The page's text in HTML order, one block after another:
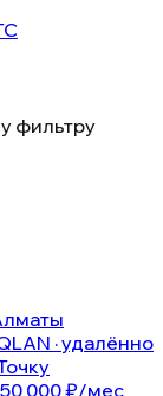
фильтру
· удалённо
000 ₽/мес